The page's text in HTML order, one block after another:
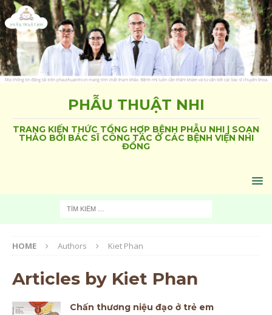
PHẪU THUẬT NHI
TRANG KIẾN THỨC TỔNG HỢP BỆNH PHẪU NHI | SOẠN
THẢO BỞI BÁC SĨ CÔNG TÁC Ở CÁC BỆNH VIỆN NHI
ĐỒNG
HOME Authors Kiet Phan
Articles by Kiet Phan
Chấn thương niệu đạo ở trẻ em